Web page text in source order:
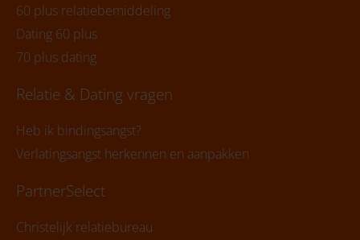
60 plus relatiebemiddeling
Dating 60 plus
70 plus dating
Relatie & Dating vragen
Heb ik bindingsangst?
Verlatingsangst herkennen en aanpakken
PartnerSelect
Christelijk relatiebureau